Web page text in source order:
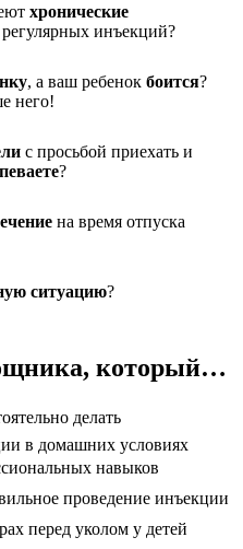
хронические
инъекций?
, а ваш ребенок боится?
него!
с просьбой приехать и
?
на время отпуска
ситуацию?
который…
делать
в домашних условиях
навыков
проведение инъекции
перед уколом у детей